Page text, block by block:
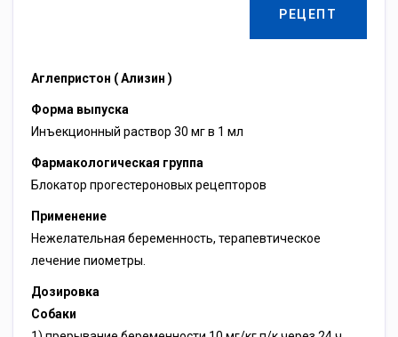
РЕЦЕПТ
Аглепристон ( Ализин )
Форма выпуска
Инъекционный раствор 30 мг в 1 мл
Фармакологическая группа
Блокатор прогестероновых рецепторов
Применение
Нежелательная беременность, терапевтическое
лечение пиометры.
Дозировка
Собаки